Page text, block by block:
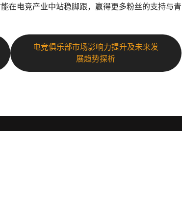
在电竞产业中站稳脚跟，赢得更多粉丝的支持与青
电竞俱乐部市场影响力提升及未来发
展趋势探析